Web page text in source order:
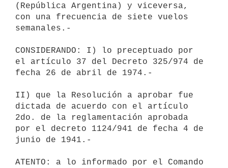
(República Argentina) y viceversa,
con una frecuencia de siete vuelos
semanales.-
CONSIDERANDO: I) lo preceptuado por
el artículo 37 del Decreto 325/974 de
fecha 26 de abril de 1974.-
II) que la Resolución a aprobar fue
dictada de acuerdo con el artículo
2do. de la reglamentación aprobada
por el decreto 1124/941 de fecha 4 de
junio de 1941.-
ATENTO: a lo informado por el Comando